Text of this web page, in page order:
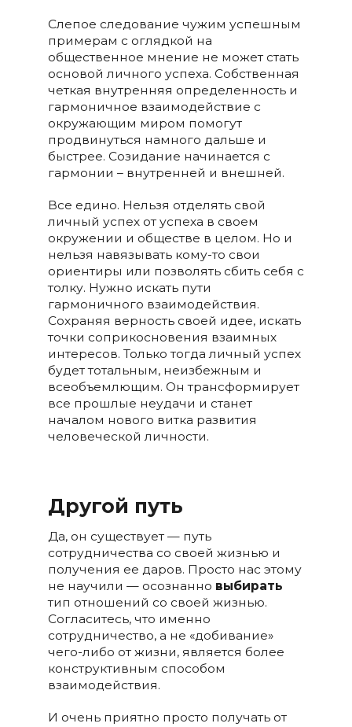
Слепое следование чужим успешным
примерам с оглядкой на
общественное мнение не может стать
основой личного успеха. Собственная
четкая внутренняя определенность и
гармоничное взаимодействие с
окружающим миром помогут
продвинуться намного дальше и
быстрее. Созидание начинается с
гармонии – внутренней и внешней.
Все едино. Нельзя отделять свой
личный успех от успеха в своем
окружении и обществе в целом. Но и
нельзя навязывать кому-то свои
ориентиры или позволять сбить себя с
толку. Нужно искать пути
гармоничного взаимодействия.
Сохраняя верность своей идее, искать
точки соприкосновения взаимных
интересов. Только тогда личный успех
будет тотальным, неизбежным и
всеобъемлющим. Он трансформирует
все прошлые неудачи и станет
началом нового витка развития
человеческой личности.
Другой путь
Да, он существует — путь
сотрудничества со своей жизнью и
получения ее даров. Просто нас этому
не научили — осознанно выбирать
тип отношений со своей жизнью.
Согласитесь, что именно
сотрудничество, а не «добивание»
чего-либо от жизни, является более
конструктивным способом
взаимодействия.
И очень приятно просто получать от